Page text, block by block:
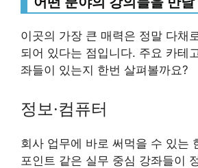
이곳의 가장 큰 매력은 정말 다채
되어 있다는 점입니다. 주요 카테
좌들이 있는지 한번 살펴볼까요?
정보·컴퓨터
회사 업무에 바로 써먹을 수 있는
포인트 같은 실무 중심 강좌들이